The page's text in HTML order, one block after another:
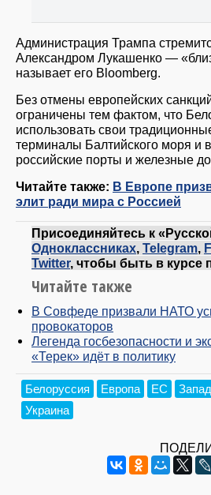
Администрация Трампа
Александром Лукашенко —
называет его Bloomberg.
Без отмены европейских
ограничены тем фактом, что
использовать свои
терминалы Балтийского моря и
российские порты и железные
Читайте также: В Европе
элит ради мира с Россией
Присоединяйтесь к
Одноклассниках, Telegram,
Twitter, чтобы быть в курсе
Читайте также
В Совфеде призвали НАТО
провокаторов
Легенда госбезопасности и
«Терек» идёт в политику
Белоруссия Европа ЕС Запад
Украина